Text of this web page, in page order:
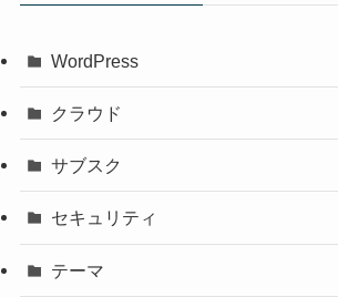
WordPress
クラウド
サブスク
セキュリティ
テーマ